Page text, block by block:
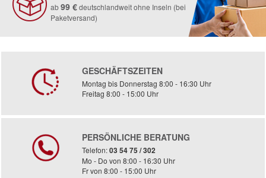
ab99 €deutschlandweit ohne Inseln (bei
Paketversand)
GESCHÄFTSZEITEN
Montag bis Donnerstag 8:00 - 16:30 Uhr
Freitag 8:00 - 15:00 Uhr
PERSÖNLICHE BERATUNG
Telefon:03 54 75 / 302
Mo - Do von 8:00 - 16:30 Uhr
Fr von 8:00 - 15:00 Uhr